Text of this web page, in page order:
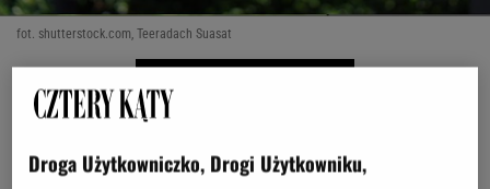
fot. shutterstock.com, Teeradach Suasat
bardziej że wciąż są bardzo przydatne. Nie każdy
Droga Użytkowniczko, Drogi Użytkowniku,